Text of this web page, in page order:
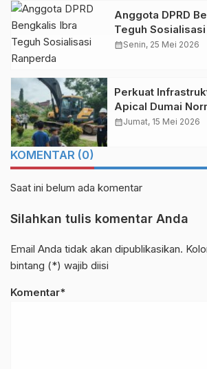
Anggota DPRD
Teguh
Penyelenggaraan
calendar_monthSenin, 25 Mei 2026
Perkuat
Apical Dumai
Parit di Lubuk
calendar_monthJumat, 15 Mei 2026
KOMENTAR (0)
Saat ini belum ada komentar
Silahkan tulis komentar Anda
Email Anda tidak akan dipublikasikan.
bintang (*) wajib diisi
Komentar*